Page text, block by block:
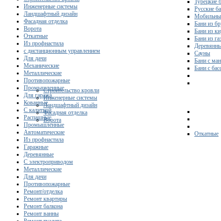
Турецкие
Русские
Бани из
Бани из
Бани из
Сауны
Бани с
Бани с
Строительство кровли
Инженерные системы
Ландшафтный дизайн
Фасадная отделка
Ворота
Откатные
Инженерные системы
Ландшафтный дизайн
Фасадная отделка
Ворота
Откатные
Из профнастила
с дистанционным управлением
Для дачи
Механические
Металлические
Противопожарные
Промышленные
Для гаража
Кованные
С калиткой
Распашные
Промышленные
Автоматические
Из профнастила
Гаражные
Деревянные
С электроприводом
Металлические
Для дачи
Противопожарные
Ремонт/отделка
Ремонт квартиры
Ремонт балкона
Ремонт ванны